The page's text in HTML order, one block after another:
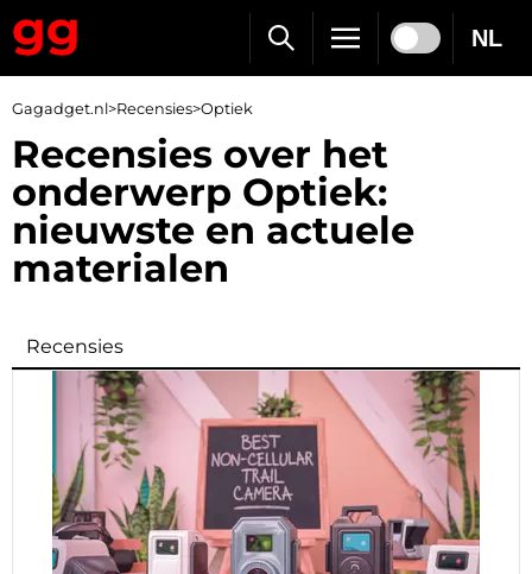
NL
Gagadget.nl>Recensies>Optiek
Recensies over het
onderwerp Optiek:
nieuwste en actuele
materialen
Recensies